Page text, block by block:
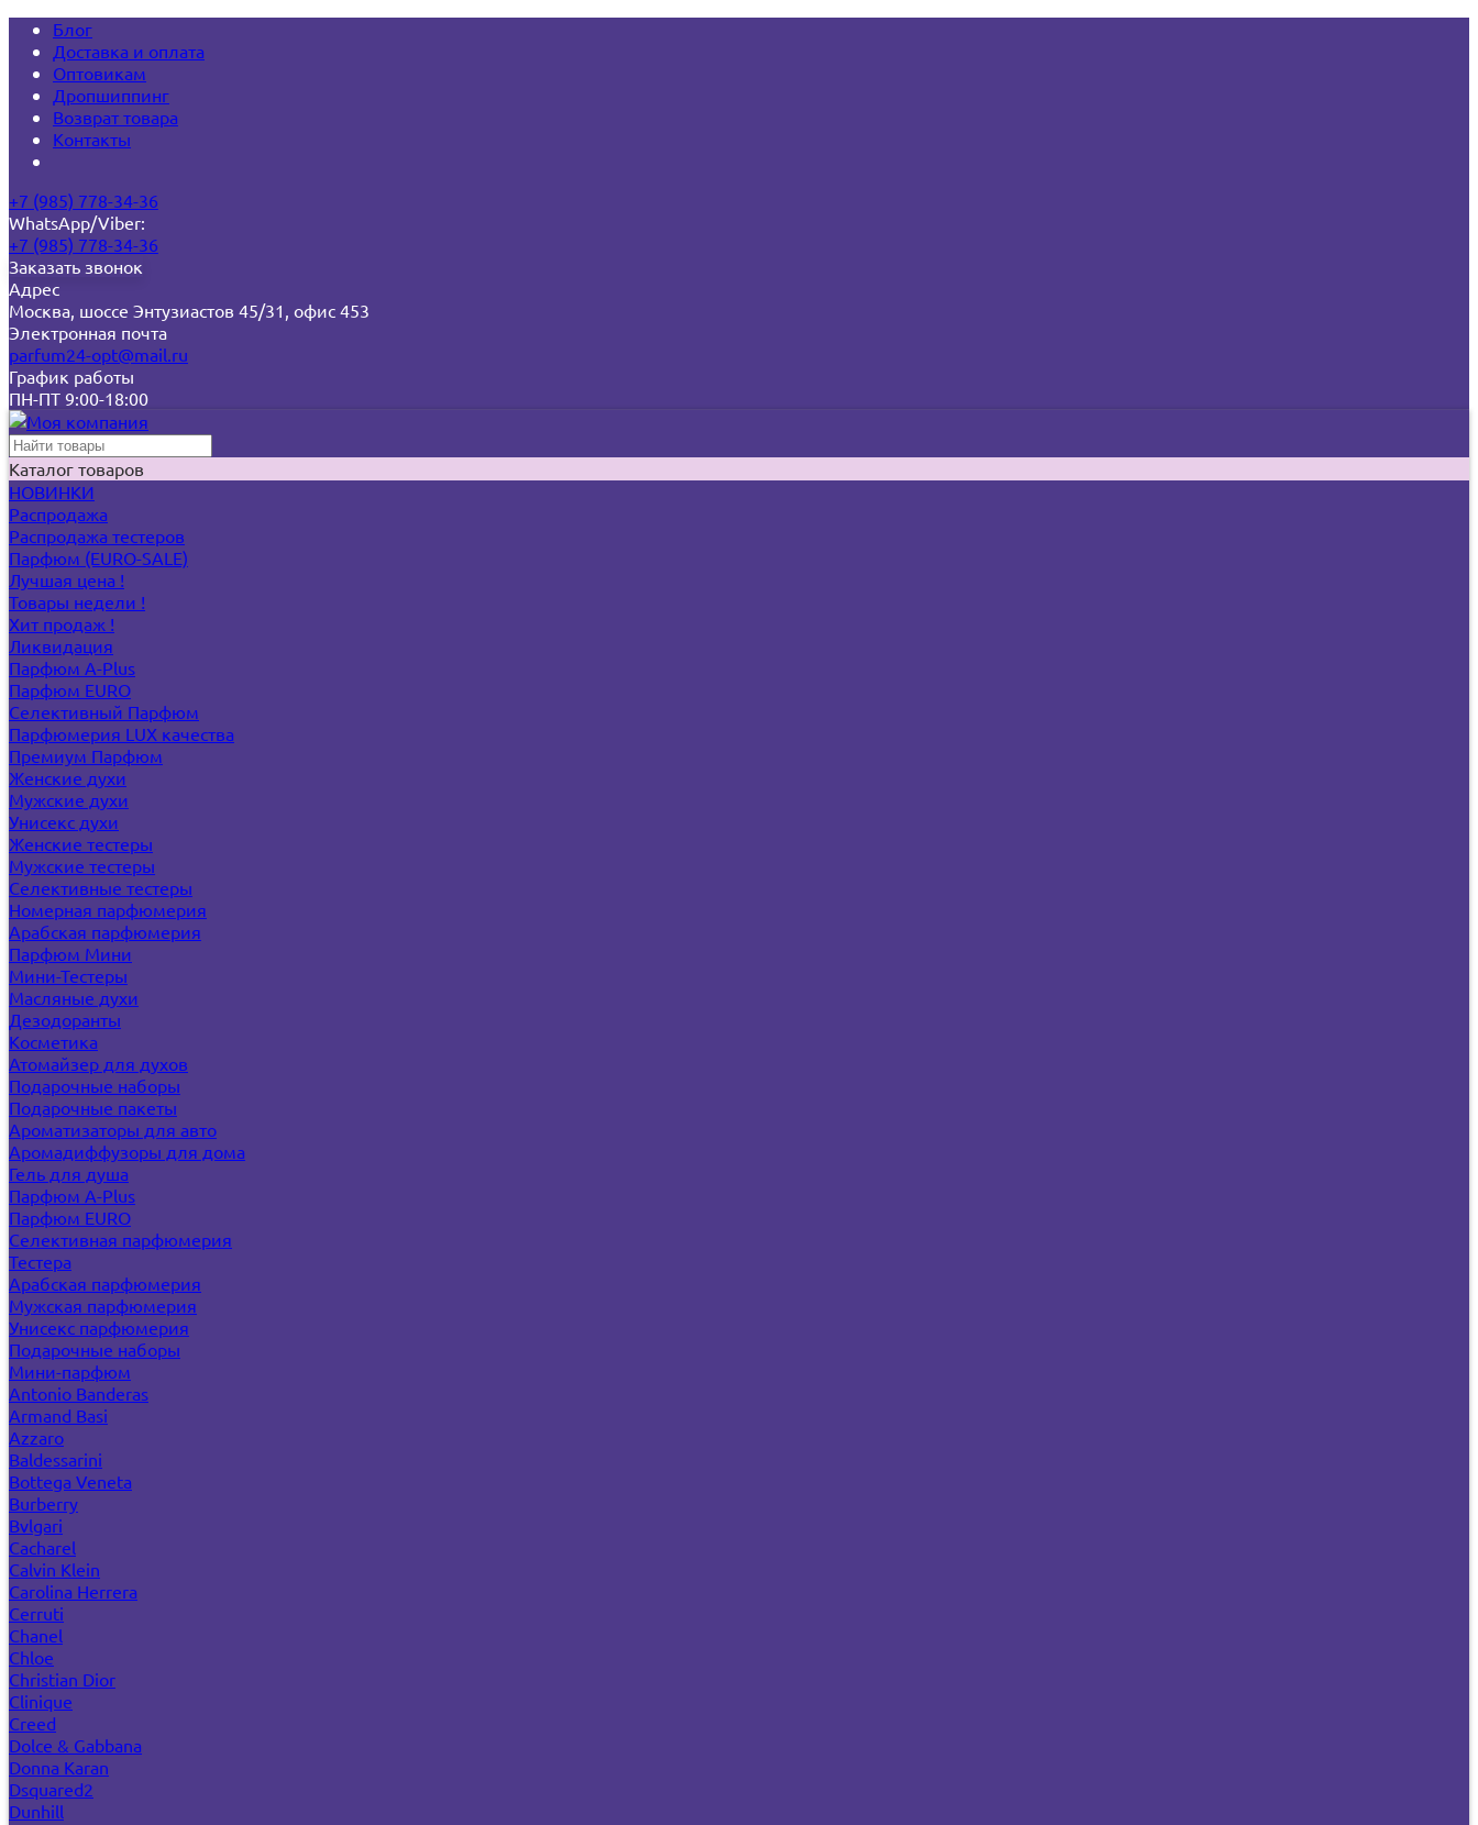
Блог
Доставка и оплата
Оптовикам
Дропшиппинг
Возврат товара
Контакты
+7 (985) 778-34-36
WhatsApp/Viber:
+7 (985) 778-34-36
Заказать звонок
Адрес
Москва, шоссе Энтузиастов 45/31, офис 453
Электронная почта
parfum24-opt@mail.ru
График работы
ПН-ПТ 9:00-18:00
Каталог товаров
НОВИНКИ
Распродажа
Распродажа тестеров
Парфюм (EURO-SALE)
Лучшая цена !
Товары недели !
Хит продаж !
Ликвидация
Парфюм A-Plus
Парфюм EURO
Селективный Парфюм
Парфюмерия LUX качества
Премиум Парфюм
Женские духи
Мужские духи
Унисекс духи
Женские тестеры
Мужские тестеры
Селективные тестеры
Номерная парфюмерия
Арабская парфюмерия
Парфюм Мини
Мини-Тестеры
Масляные духи
Дезодоранты
Косметика
Атомайзер для духов
Подарочные наборы
Подарочные пакеты
Ароматизаторы для авто
Аромадиффузоры для дома
Гель для душа
Парфюм A-Plus
Парфюм EURO
Селективная парфюмерия
Тестера
Арабская парфюмерия
Мужская парфюмерия
Унисекс парфюмерия
Подарочные наборы
Мини-парфюм
Antonio Banderas
Armand Basi
Azzaro
Baldessarini
Bottega Veneta
Burberry
Bvlgari
Cacharel
Calvin Klein
Carolina Herrera
Cerruti
Chanel
Chloe
Christian Dior
Clinique
Creed
Dolce & Gabbana
Donna Karan
Dsquared2
Dunhill